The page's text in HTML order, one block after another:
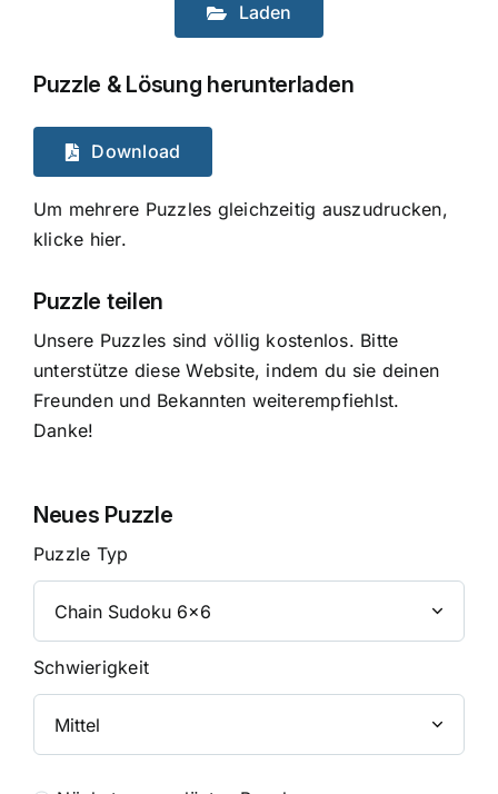
Laden
Puzzle & Lösung herunterladen
Download
Um mehrere Puzzles gleichzeitig auszudrucken,
klicke hier.
Puzzle teilen
Unsere Puzzles sind völlig kostenlos. Bitte
unterstütze diese Website, indem du sie deinen
Freunden und Bekannten weiterempfiehlst.
Danke!
Neues Puzzle
Puzzle Typ
Schwierigkeit